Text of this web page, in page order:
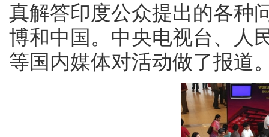
真解答印度公众提出的各种
博和中国。中央电视台、人
等国内媒体对活动做了报道